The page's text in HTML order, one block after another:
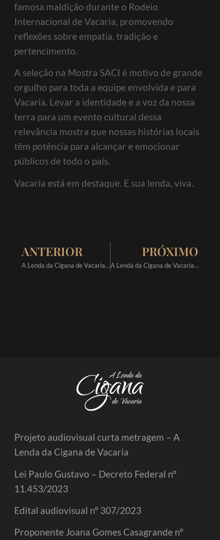
famosa maldição durante o Rodeio
Internacional de Vacaria, promovendo
reflexões sobre empatia, tradição e
pertencimento.
A seleção na Mostra SACI é motivo de grande
orgulho para toda a equipe envolvida e para
Vacaria. Levar a identidade e a voz da nossa
terra para um evento cultural dessa
relevância mostra que nossas histórias locais
têm potência para alcançar e emocionar
públicos de todo o país.
Vacaria está em destaque. E sua lenda, viva.
ANTERIOR
A Lenda da Cigana de Vacaria Ganha Destaque no Diário Gaúcho
PRÓXIMO
A Lenda da Cigana de Vacaria será exibida na 3ª Mostra SACI dia 23/08
Projeto audiovisual curta metragem – A
Lenda da Cigana de Vacaria
Lei Paulo Gustavo – Decreto Federal nº
11.453/2023
Edital audiovisual nº 307/2023
Proponente Joana Gomes Casagrande nº